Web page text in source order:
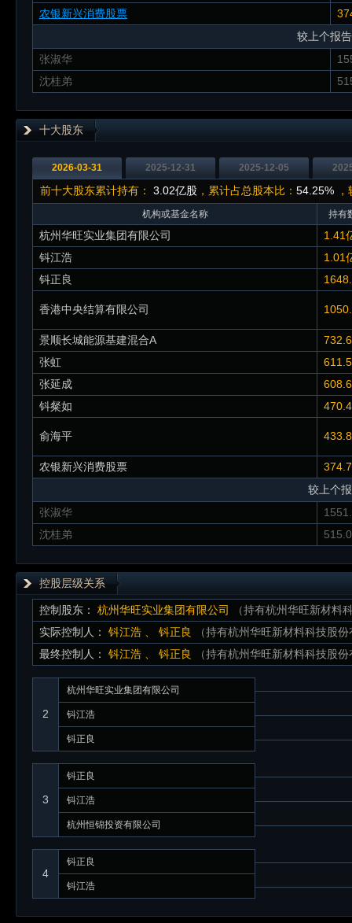
农银新兴消费股票
较上个报
张淑华
沈桂弟
十大股东
2026-03-31 2025-12-31 2025-12-05
前十大股东累计持有： 3.02亿股 ，累计占总股本比： 54.25%
机构或基金名称 持有
杭州华旺实业集团有限公司
1.41
钭江浩
1.01
钭正良
香港中央结算有限公司
景顺长城能源基建混合A
张虹
张延成
钭粲如
俞海平
农银新兴消费股票
较上个
张淑华
沈桂弟
控股层级关系
控制股东： 杭州华旺实业集团有限公司
（持有杭州华旺新材料
实际控制人：
钭江浩 钭正良
（持有杭州华旺新材料科技股
最终控制人：
钭江浩 钭正良 （持有杭州华旺新材料科技股
2
杭州华旺实业集团有限公司
钭江浩
钭正良
3
钭正良
钭江浩
杭州恒锦投资有限公司
4
钭正良
钭江浩